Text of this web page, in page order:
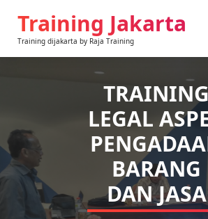
Training Jakarta
Training dijakarta by Raja Training
LEGAL
BARANG
DAN JASA